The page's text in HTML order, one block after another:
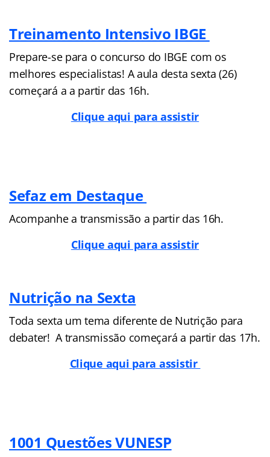
Treinamento Intensivo IBGE
Prepare-se para o concurso do IBGE com os
melhores especialistas! A aula desta sexta (26)
começará a a partir das 16h.
Clique aqui para assistir
Sefaz em Destaque
Acompanhe a transmissão a partir das 16h.
Clique aqui para assistir
Nutrição na Sexta
Toda sexta um tema diferente de Nutrição para
debater! A transmissão começará a partir das 17h.
Clique aqui para assistir
1001 Questões VUNESP